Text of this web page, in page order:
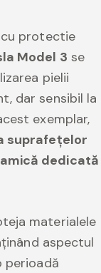
protectie
Model 3 se
pielii
dar sensibil la
exemplar,
suprafețelor
dedicată
materialele
aspectul
perioadă